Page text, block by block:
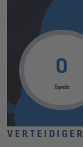
0
Spiele
VERTEIDIGER